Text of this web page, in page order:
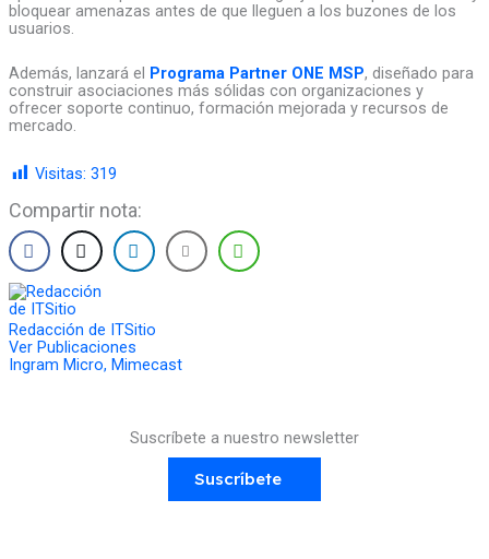
bloquear amenazas antes de que lleguen a los buzones de los
usuarios.
Además, lanzará el Programa Partner ONE MSP, diseñado para
construir asociaciones más sólidas con organizaciones y
ofrecer soporte continuo, formación mejorada y recursos de
mercado.
Visitas: 319
Compartir nota:
Redacción de ITSitio
Ver Publicaciones
Ingram Micro, Mimecast
Suscríbete a nuestro newsletter
Suscríbete